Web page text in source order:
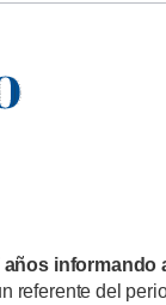
años informando
referente del